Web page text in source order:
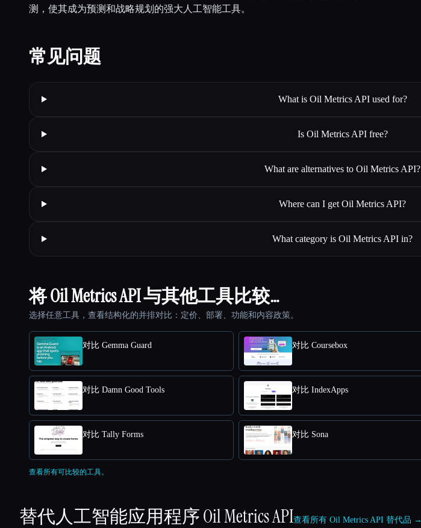
测，使其成为预测和战略规划的强大人工智能工具。
常见问题
What is Oil Metrics API used for?
Is Oil Metrics API free?
What are alternatives to Oil Metrics API?
Where can I get Oil Metrics API?
What category is Oil Metrics API in?
将 Oil Metrics API 与其他工具比较…
选择任意工具，查看结构化的并排对比：定价、部署、功能和内容政策。
对比 Gemma Guard 对比 Coursebox
对比 Damn Good Tools 对比 IndexApps
对比 Tally Forms 对比 Sona
查看所有可比较的工具。
替代人工智能应用程序Oil Metrics API查看所有 Oil Metrics API 替代品 →